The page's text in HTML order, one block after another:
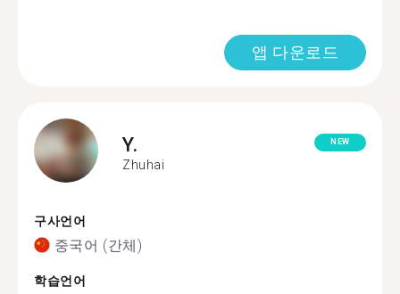
앱 다운로드
Y.
Zhuhai
NEW
구사언어
중국어 (간체)
학습언어